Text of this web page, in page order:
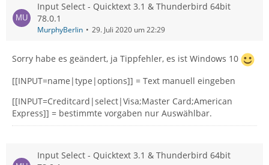
Input Select - Quicktext 3.1 & Thunderbird 64bit
78.0.1
MurphyBerlin 29. Juli 2020 um 22:29
Sorry habe es geändert, ja Tippfehler, es ist Windows 10
[[INPUT=name|type|options]] = Text manuell eingeben
[[INPUT=Creditcard|select|Visa;Master Card;American
Express]] = bestimmte vorgaben nur Auswählbar.
Input Select - Quicktext 3.1 & Thunderbird 64bit